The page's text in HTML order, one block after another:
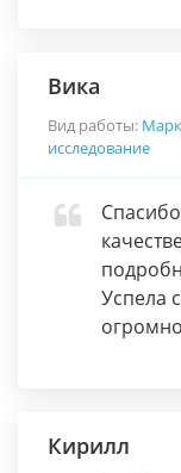
Вика
Вид работы:
исследование
Успела
Кирилл